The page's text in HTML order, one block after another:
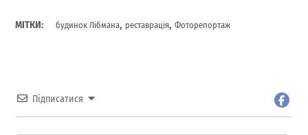
МІТКИ: будинок Лібмана, реставрація,Фоторепортаж
Підписатися